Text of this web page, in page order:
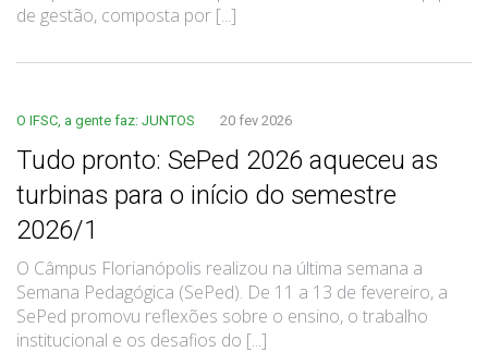
de gestão, composta por [...]
O IFSC, a gente faz: JUNTOS 20 fev 2026
Tudo pronto: SePed 2026 aqueceu as
turbinas para o início do semestre
2026/1
O Câmpus Florianópolis realizou na última semana a
Semana Pedagógica (SePed). De 11 a 13 de fevereiro, a
SePed promovu reflexões sobre o ensino, o trabalho
institucional e os desafios do [...]